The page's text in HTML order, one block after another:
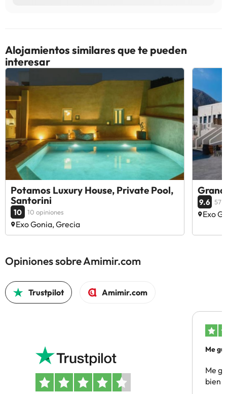
Alojamientos similares que te pueden
interesar
Potamos Luxury House, Private Pool,
Santorini
10 10 opiniones
Exo Gonia, Grecia
9.6 57
Exo
Opiniones sobre Amimir.com
Trustpilot Amimir.com
Me
Me
bien